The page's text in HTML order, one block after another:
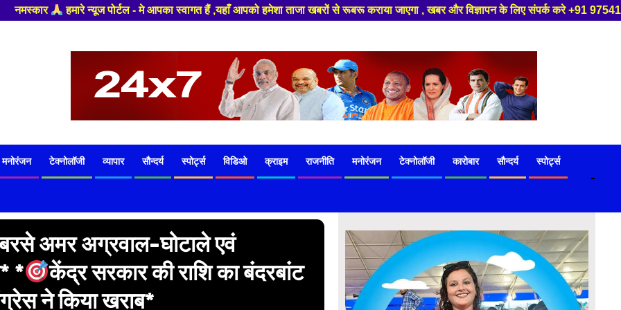
- मे आपका स्वागत हैं ,यहाँ आपको हमेशा ताजा खबरों से रूबरू कराया जाएगा , खबर और विज्ञापन के लिए संपर्क करे +91 97541 60816 ,हमारे यूट्यूब चैनल
मनोरंजन टेक्नोलॉजी व्यापार सौन्दर्य स्पोर्ट्स विडिओ क्राइम राजनीति मनोरंजन टेक्नोलॉजी कारोबार सौन्दर्य स्पोर्ट्स
-
अमर अग्रवाल-घोटाले एवं
*
केंद्र सरकार की राशि का बंदरबांट
ने किया खराब*